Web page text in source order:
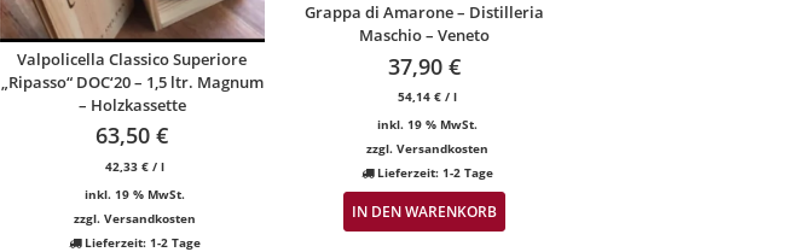
Valpolicella Classico Superiore
„Ripasso“ DOC‘20 – 1,5 ltr. Magnum
– Holzkassette
63,50€
42,33 €/ l
inkl. 19 % MwSt.
zzgl. Versandkosten
Lieferzeit: 1-2 Tage
Grappa di Amarone – Distilleria
Maschio – Veneto
37,90€
54,14 €/ l
inkl. 19 % MwSt.
zzgl. Versandkosten
Lieferzeit: 1-2 Tage
IN DEN WARENKORB